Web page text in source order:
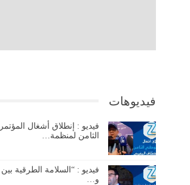
فيديوهات
فيديو : إنطلاق أشغال
الثامن لمنظمة…
فيديو : “السلامة الطرقية بين
و…